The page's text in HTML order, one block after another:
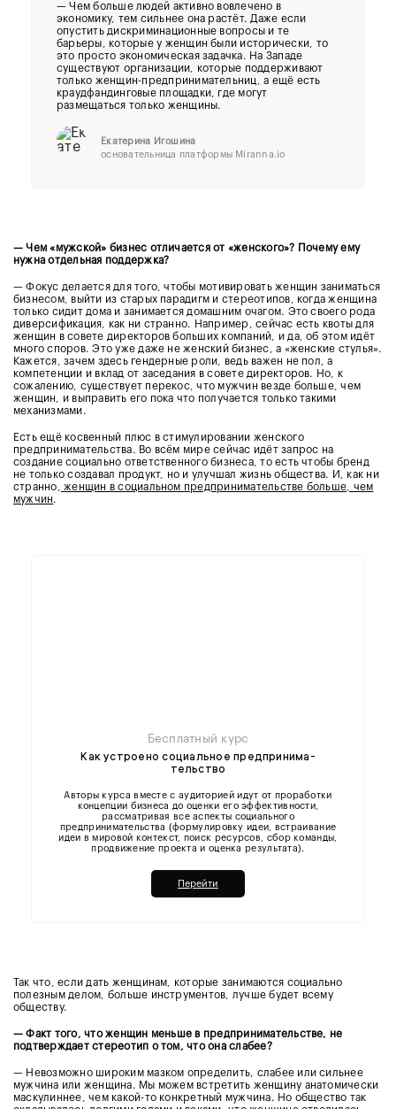
—Чем больше людей активно вовлечено в
экономику, тем сильнее она растёт. Даже если
опустить дискриминационные вопросы и те
барьеры, которые у женщин были исторически, то
это просто экономическая задачка. На Западе
существуют организации, которые поддерживают
только женщин-предпринимательниц, а ещё есть
краудфандинговые площадки, где могут
размещаться только женщины.
Екатерина Игошина
основательница платформы Miranna.io
— Чем «мужской» бизнес отличается от «женского»? Почему ему
нужна отдельная поддержка?
— Фокус делается для того, чтобы мотивировать женщин заниматься
бизнесом, выйти из старых парадигм и стереотипов, когда женщина
только сидит дома и занимается домашним очагом. Это своего рода
диверсификация, как ни странно. Например, сейчас есть квоты для
женщин в совете директоров больших компаний, и да, об этом идёт
много споров. Это уже даже не женский бизнес, а «женские стулья».
Кажется, зачем здесь гендерные роли, ведь важен не пол, а
компетенции и вклад от заседания в совете директоров. Но, к
сожалению, существует перекос, что мужчин везде больше, чем
женщин, и выправить его пока что получается только такими
механизмами.
Есть ещё косвенный плюс в стимулировании женского
предпринимательства. Во всём мире сейчас идёт запрос на
создание социально ответственного бизнеса, то есть чтобы бренд
не только создавал продукт, но и улучшал жизнь общества. И, как ни
странно,
женщин в социальном предпринимательстве больше, чем
мужчин.
Бесплатный курс
Как устроено социальное предпри­ни­ма­
тельство
Авторы курса вместе с аудиторией идут от проработки
концепции бизнеса до оценки его эффективности,
рассматривая все аспекты социального
предпринимательства (формулировку идеи, встраивание
идеи в мировой контекст, поиск ресурсов, сбор команды,
продвижение проекта и оценка результата).
Перейти
Так что, если дать женщинам, которые занимаются социально
полезным делом, больше инструментов, лучше будет всему
обществу.
— Факт того, что женщин меньше в предпринимательстве, не
подтверждает стереотип о том, что она слабее?
— Невозможно широким мазком определить, слабее или сильнее
мужчина или женщина. Мы можем встретить женщину анатомически
маскулиннее, чем какой-то конкретный мужчина. Но общество так